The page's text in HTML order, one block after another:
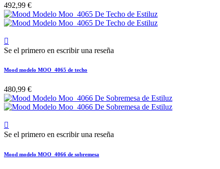
492,99 €

Se el primero en escribir una reseña
Mood modelo MOO_4065 de techo
480,99 €

Se el primero en escribir una reseña
Mood modelo MOO_4066 de sobremesa